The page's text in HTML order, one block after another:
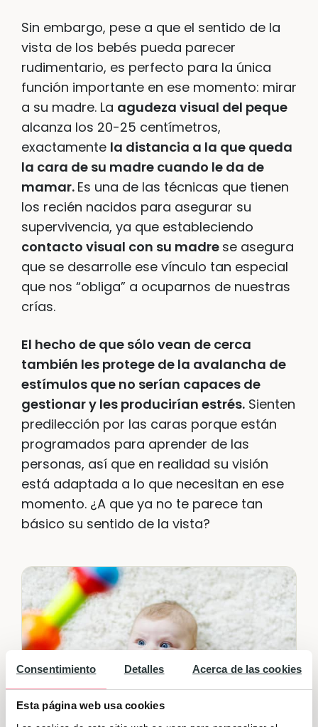
Consentimiento Detalles Acerca de las cookies
Esta página web usa cookies
Sin embargo, pese a que el sentido de la
vista de los bebés pueda parecer
rudimentario, es perfecto para la única
función importante en ese momento: mirar
a su madre. La agudeza visual del peque
alcanza los 20-25 centímetros,
exactamente la distancia a la que queda
la cara de su madre cuando le da de
mamar. Es una de las técnicas que tienen
los recién nacidos para asegurar su
supervivencia, ya que estableciendo
contacto visual con su madre se asegura
que se desarrolle ese vínculo tan especial
que nos “obliga” a ocuparnos de nuestras
crías.
El hecho de que sólo vean de cerca
también les protege de la avalancha de
estímulos que no serían capaces de
gestionar y les producirían estrés. Sienten
predilección por las caras porque están
programados para aprender de las
personas, así que en realidad su visión
está adaptada a lo que necesitan en ese
momento. ¿A que ya no te parece tan
básico su sentido de la vista?